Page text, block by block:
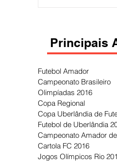
Principais
Futebol Amador
Campeonato Brasileiro
Olimpíadas 2016
Copa Regional
Copa Uberlândia de
Futebol de Uberlândia
Campeonato Amador
Cartola FC 2016
Jogos Olímpicos Rio